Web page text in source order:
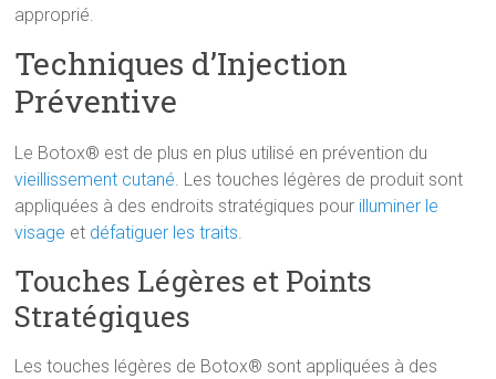
approprié.
Techniques d’Injection
Préventive
Le Botox® est de plus en plus utilisé en prévention du
vieillissement cutané. Les touches légères de produit sont
appliquées à des endroits stratégiques pour illuminer le
visage et défatiguer les traits.
Touches Légères et Points
Stratégiques
Les touches légères de Botox® sont appliquées à des